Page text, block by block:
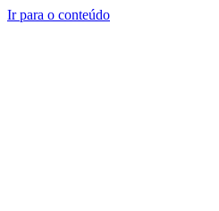
Ir para o conteúdo